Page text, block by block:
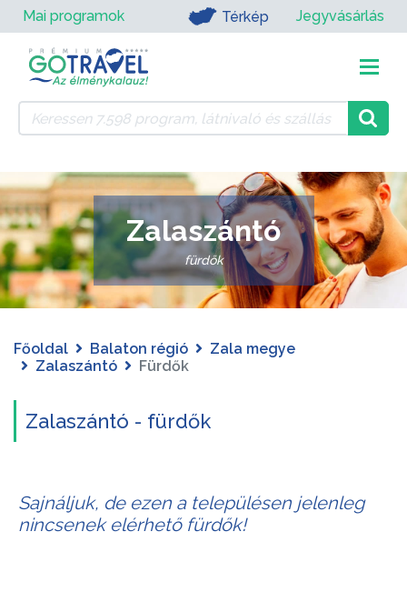
Mai programok Térkép Jegyvásárlás
Zalaszántó
fürdők
Főoldal Balaton régió
Zala megye
Zalaszántó
Fürdők
Zalaszántó - fürdők
Sajnáljuk, de ezen a településen jelenleg
nincsenek elérhető fürdők!